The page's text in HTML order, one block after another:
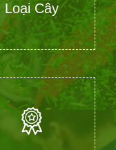
Loại Cây